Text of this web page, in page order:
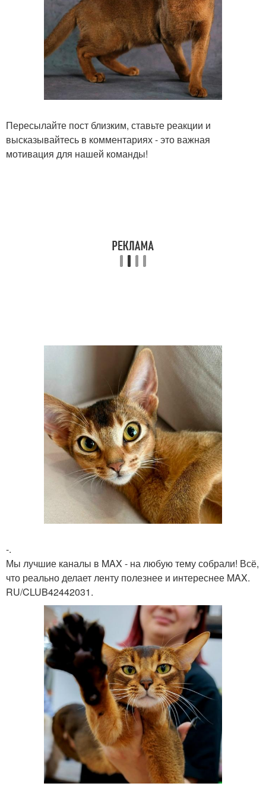
Пересылайте пост близким, ставьте реакции и
высказывайтесь в комментариях - это важная
мотивация для нашей команды!
-.
Мы лучшие каналы в MAX - на любую тему собрали! Всё,
что реально делает ленту полезнее и интереснее MAX.
RU/CLUB42442031.